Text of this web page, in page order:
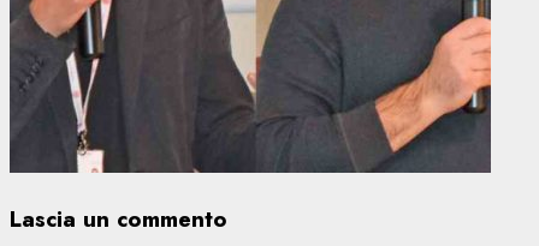
Lascia un commento